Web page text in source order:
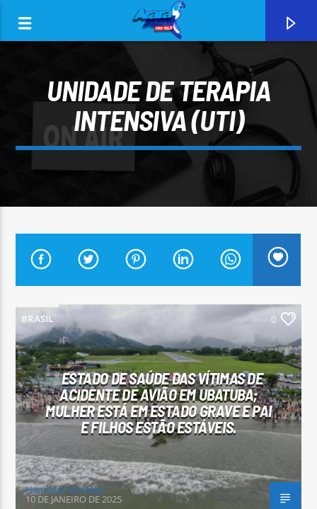
CURRENT TRACK
ARARA AZUL FM 96,9
Arara Azul FM
UNIDADE DE TERAPIA
INTENSIVA (UTI)
BRASIL 0
ESTADO DE SAÚDE DAS VÍTIMAS DE
ACIDENTE DE AVIÃO EM UBATUBA;
MULHER ESTÁ EM ESTADO GRAVE E PAI
E FILHOS ESTÃO ESTÁVEIS.
Henrique Gonzaga
10 DE JANEIRO DE 2025